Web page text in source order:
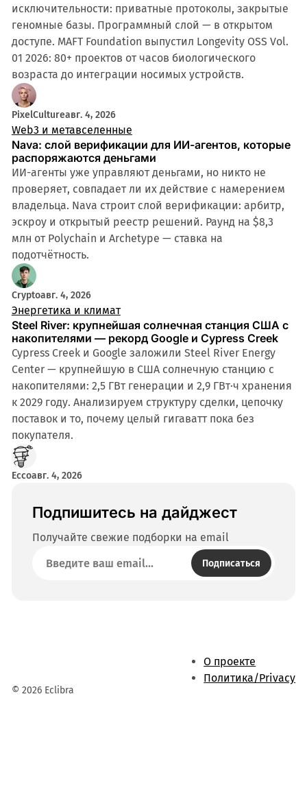
исключительности: приватные протоколы, закрытые
геномные базы. Программный слой — в открытом
доступе. MAFT Foundation выпустил Longevity OSS Vol.
01 2026: 80+ проектов от часов биологического
возраста до интеграции носимых устройств.
PixelCultureавг. 4, 2026
Web3 и метавселенные
Nava: слой верификации для ИИ-агентов, которые
распоряжаются деньгами
ИИ-агенты уже управляют деньгами, но никто не
проверяет, совпадает ли их действие с намерением
владельца. Nava строит слой верификации: арбитр,
эскроу и открытый реестр решений. Раунд на $8,3
млн от Polychain и Archetype — ставка на
подотчётность.
Cryptoавг. 4, 2026
Энергетика и климат
Steel River: крупнейшая солнечная станция США с
накопителями — рекорд Google и Cypress Creek
Cypress Creek и Google заложили Steel River Energy
Center — крупнейшую в США солнечную станцию с
накопителями: 2,5 ГВт генерации и 2,9 ГВт·ч хранения
к 2029 году. Анализируем структуру сделки, цепочку
поставок и то, почему целый гигаватт пока без
покупателя.
Eccoавг. 4, 2026
Подпишитесь на дайджест
Получайте свежие подборки на email
Подписаться
© 2026 Eclibra
О проекте
Политика/Privacy